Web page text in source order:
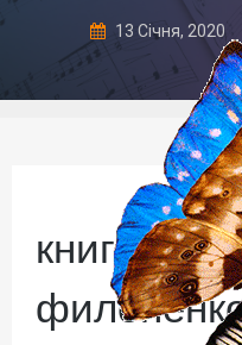
13 Січня, 2020
книги для